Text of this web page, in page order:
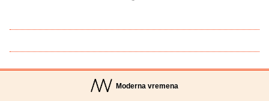
Moderna vremena